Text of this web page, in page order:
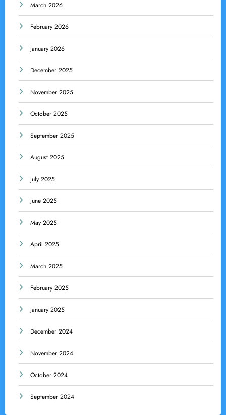
March 2026
February 2026
January 2026
December 2025
November 2025
October 2025
September 2025
August 2025
July 2025
June 2025
May 2025
April 2025
March 2025
February 2025
January 2025
December 2024
November 2024
October 2024
September 2024